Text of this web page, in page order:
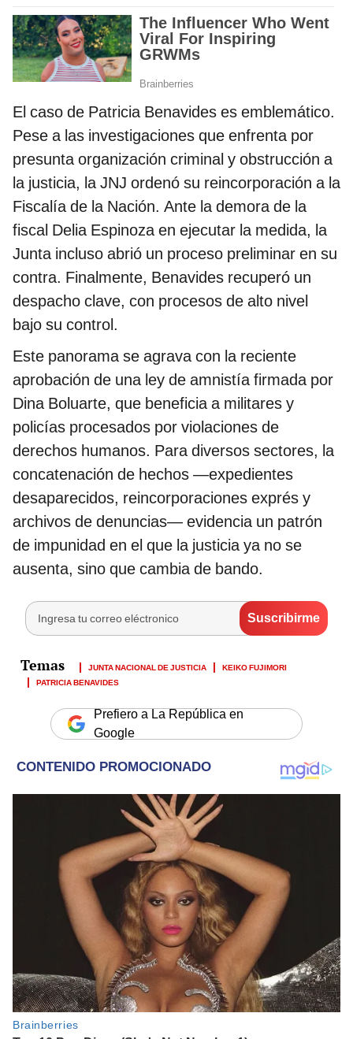
El caso de Patricia Benavides es emblemático.
Pese a las investigaciones que enfrenta por
presunta organización criminal y obstrucción a
la justicia, la JNJ ordenó su reincorporación a la
Fiscalía de la Nación. Ante la demora de la
fiscal Delia Espinoza en ejecutar la medida, la
Junta incluso abrió un proceso preliminar en su
contra. Finalmente, Benavides recuperó un
despacho clave, con procesos de alto nivel
bajo su control.
Este panorama se agrava con la reciente
aprobación de una ley de amnistía firmada por
Dina Boluarte, que beneficia a militares y
policías procesados por violaciones de
derechos humanos. Para diversos sectores, la
concatenación de hechos —expedientes
desaparecidos, reincorporaciones exprés y
archivos de denuncias— evidencia un patrón
de impunidad en el que la justicia ya no se
ausenta, sino que cambia de bando.
JUNTA NACIONAL DE JUSTICIA
KEIKO FUJIMORI
PATRICIA BENAVIDES
Prefiero a La República en
Google